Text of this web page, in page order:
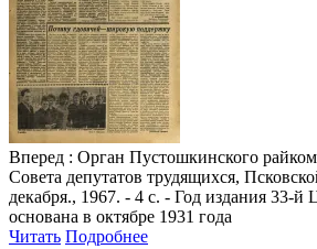
Вперед : Орган Пустошкинского
Совета депутатов трудящихся,
декабря., 1967. - 4 с. - Год издания 33-й
основана в октябре 1931 года
Читать Подробнее